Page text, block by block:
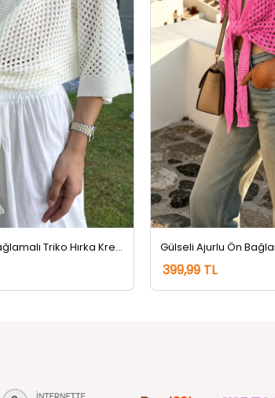
Gülseli Ajurlu Ön Bağlamalı Triko Hırka Krem
399,99 TL